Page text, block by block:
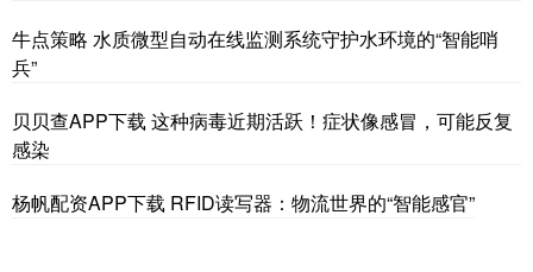
牛点策略 水质微型自动在线监测系统守护水环境的“智能哨
兵”
贝贝查APP下载 这种病毒近期活跃！症状像感冒，可能反复
感染
杨帆配资APP下载 RFID读写器：物流世界的“智能感官”